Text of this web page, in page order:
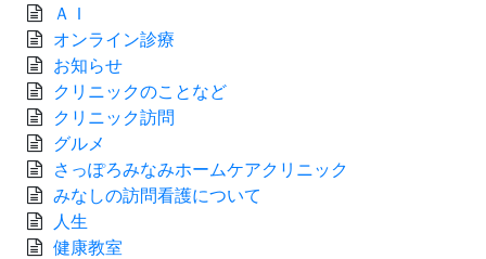
ＡＩ
オンライン診療
お知らせ
クリニックのことなど
クリニック訪問
グルメ
さっぽろみなみホームケアクリニック
みなしの訪問看護について
人生
健康教室